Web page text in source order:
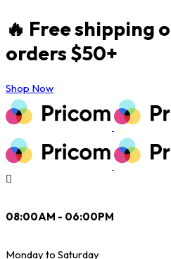
🔥 Free shipping
orders $50+
Shop Now
08:00AM - 06:00PM
Monday to Saturday